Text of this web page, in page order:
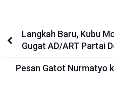
Langkah Baru, Kubu
Gugat AD/ART Partai
Pesan Gatot Nurmatyo